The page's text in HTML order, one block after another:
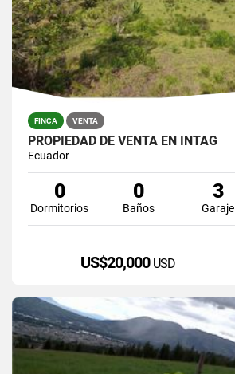
FINCA VENTA
PROPIEDAD DE VENTA EN INTAG
Ecuador
0
Dormitorios
0
Baños
3
Garaje
US$20,000 USD